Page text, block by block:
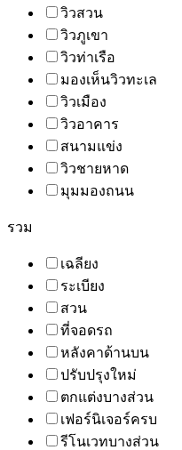
วิวสวน
วิวภูเขา
วิวท่าเรือ
มองเห็นวิวทะเล
วิวเมือง
วิวอาคาร
สนามแข่ง
วิวชายหาด
มุมมองถนน
รวม
เฉลียง
ระเบียง
สวน
ที่จอดรถ
หลังคาด้านบน
ปรับปรุงใหม่
ตกแต่งบางส่วน
เฟอร์นิเจอร์ครบ
รีโนเวทบางส่วน